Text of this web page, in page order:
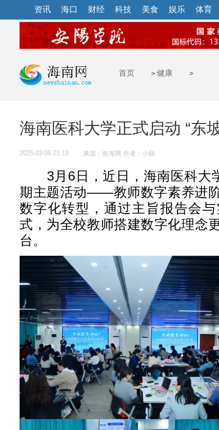
资讯 海口 财经 科技 美食 娱乐 体育
首页 > 健康 >
海南医科大学正式启动 “东
2025-03-06 21:13 来源：南海网 作者：小丽
3月6日，近日，海南医科大
期主题活动——教师数字素养进
数字化转型，通过主旨报告会
式，为全校教师搭建数字化理念
台。